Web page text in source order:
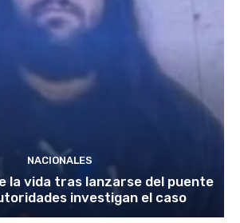
NACIONALES
la vida tras lanzarse del puente
investigan el caso